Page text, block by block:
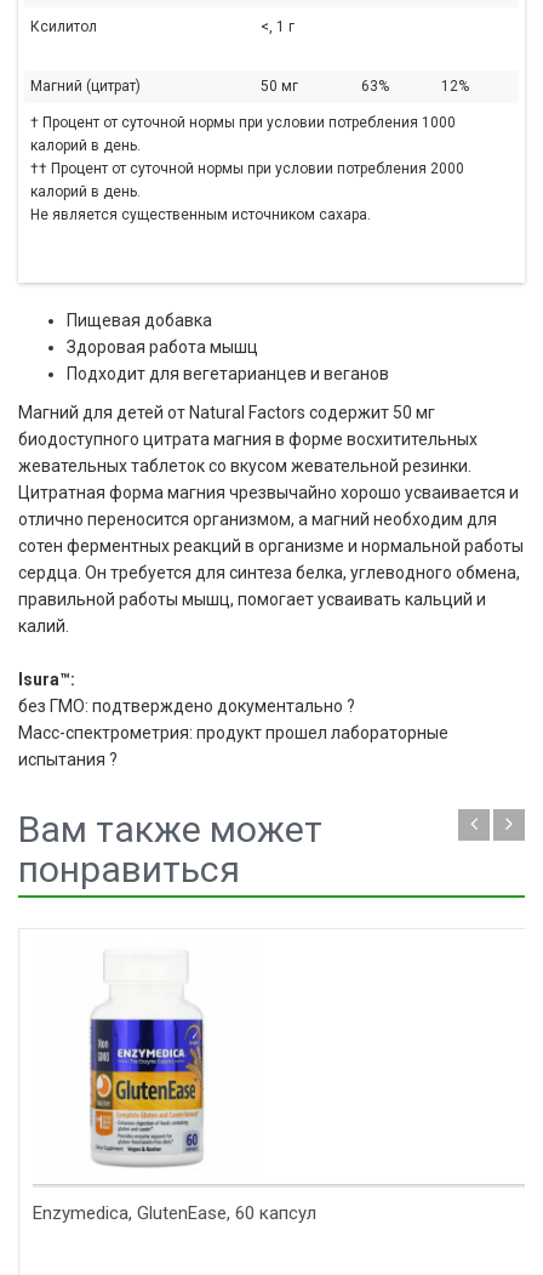
Ксилитол <, 1 г
Магний (цитрат) 50 мг 63% 12%
† Процент от суточной нормы при условии потребления 1000
калорий в день.
†† Процент от суточной нормы при условии потребления 2000
калорий в день.
Не является существенным источником сахара.
Пищевая добавка
Здоровая работа мышц
Подходит для вегетарианцев и веганов
Магний для детей от Natural Factors содержит 50 мг
биодоступного цитрата магния в форме восхитительных
жевательных таблеток со вкусом жевательной резинки.
Цитратная форма магния чрезвычайно хорошо усваивается и
отлично переносится организмом, а магний необходим для
сотен ферментных реакций в организме и нормальной работы
сердца. Он требуется для синтеза белка, углеводного обмена,
правильной работы мышц, помогает усваивать кальций и
калий.
Isura™:
без ГМО: подтверждено документально ?
Масс-спектрометрия: продукт прошел лабораторные
испытания ?
Вам также может
понравиться
Enzymedica, GlutenEase, 60 капсул